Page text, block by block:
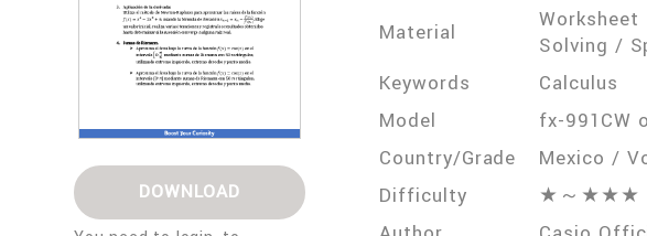
DOWNLOAD
Material
Solving /
Keywords
Calculus
Model
fx-991CW
Country/Grade
Mexico /
Difficulty
★～★★★